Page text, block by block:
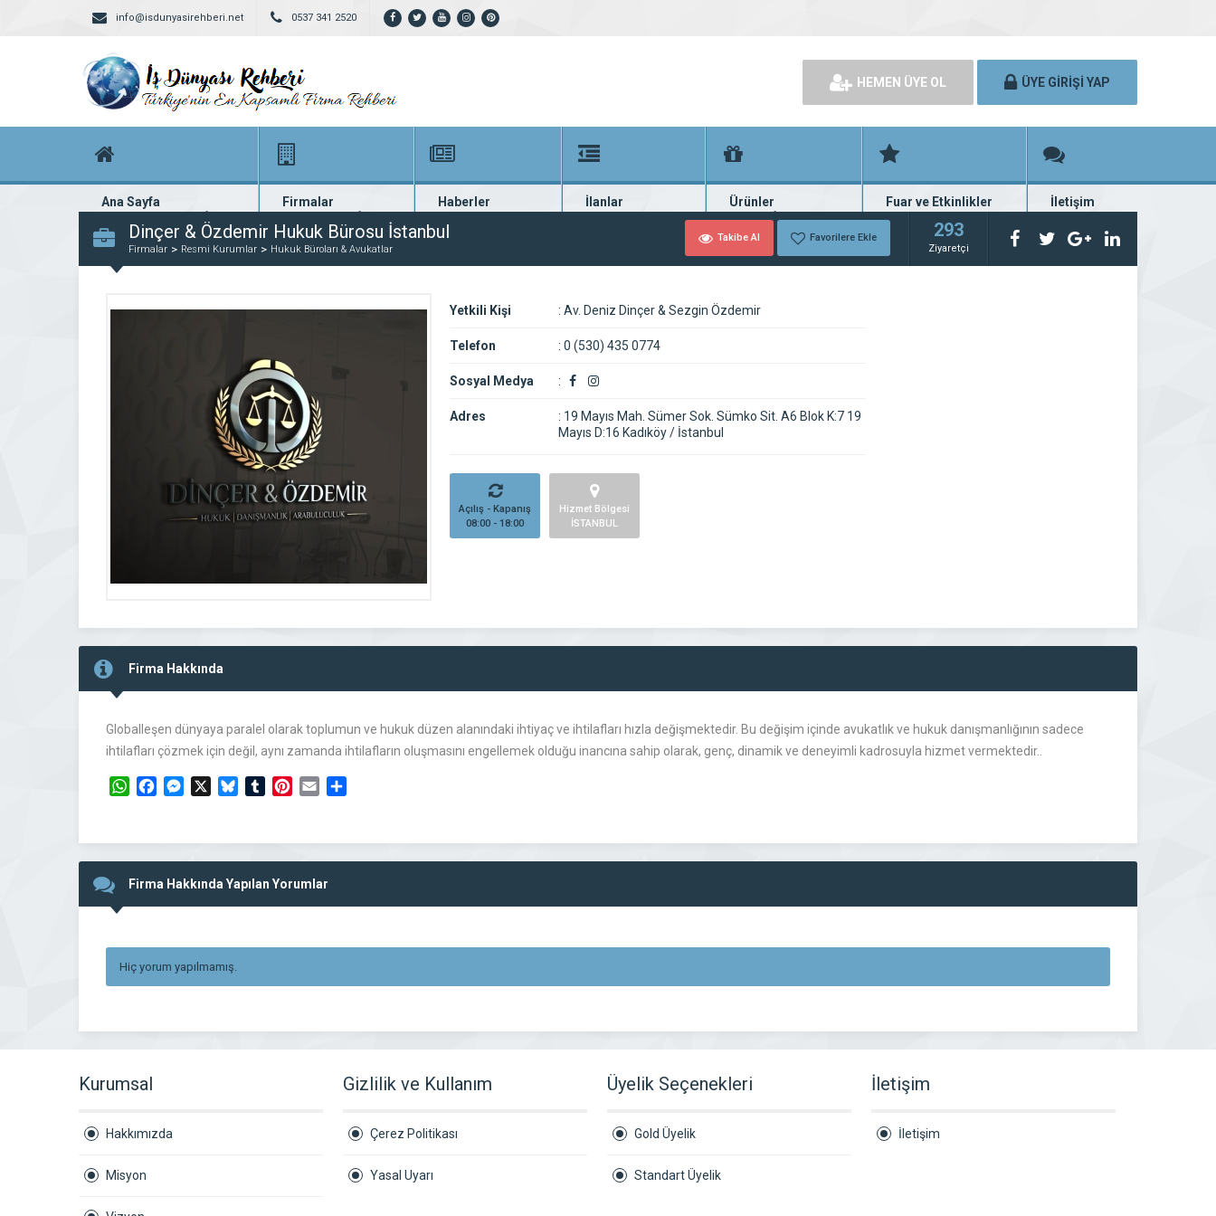
info@isdunyasirehberi.net 0537 341 2520
HEMEN ÜYE OL ÜYE GİRİŞİ YAP
Ana Sayfa
Firma rehberi ana sayfanız
Firmalar
Yüzlerce kayıtlı firma
Haberler
En güncel haberler
İlanlar
Güncel seri ilanlar
Ürünler
Binlerce firma ürünü
Fuar ve Etkinlikler
Fuar ve etkinlik planları
İletişim
Bize ulaşın
Dinçer & Özdemir Hukuk Bürosu İstanbul
Firmalar Resmi Kurumlar Hukuk Büroları & Avukatlar
Takibe Al Favorilere Ekle 293
Ziyaretçi
Yetkili Kişi : Av. Deniz Dinçer & Sezgin Özdemir
Telefon : 0 (530) 435 0774
Sosyal Medya :
Adres : 19 Mayıs Mah. Sümer Sok. Sümko Sit. A6 Blok K:7 19
Mayıs D:16 Kadıköy / İstanbul
Açılış - Kapanış
08:00 - 18:00
Hizmet Bölgesi
İSTANBUL
Firma Hakkında
Globalleşen dünyaya paralel olarak toplumun ve hukuk düzen alanındaki ihtiyaç ve ihtilafları hızla değişmektedir. Bu değişim içinde avukatlık ve hukuk danışmanlığının sadece
ihtilafları çözmek için değil, aynı zamanda ihtilafların oluşmasını engellemek olduğu inancına sahip olarak, genç, dinamik ve deneyimli kadrosuyla hizmet vermektedir..
WhatsAppFacebookMessengerBlueskyTumblrPinterest
Email
Firma Hakkında Yapılan Yorumlar
Hiç yorum yapılmamış.
Kurumsal
Hakkımızda
Misyon
Gizlilik ve Kullanım
Çerez Politikası
Yasal Uyarı
Üyelik Seçenekleri
Gold Üyelik
Standart Üyelik
İletişim
İletişim